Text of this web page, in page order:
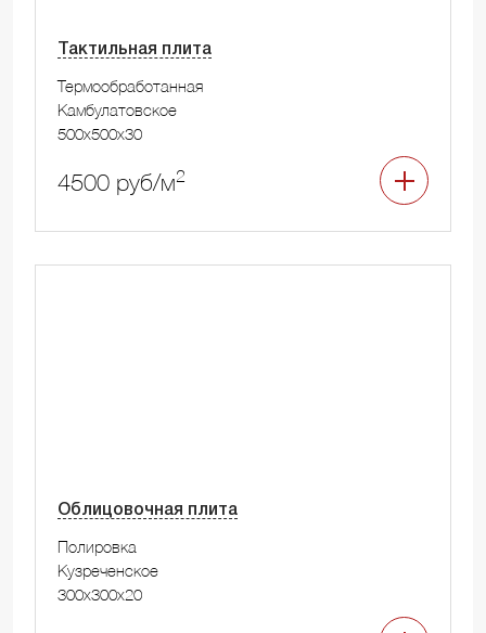
Тактильная плита
Термообработанная
Камбулатовское
500x500x30
4500 руб/м2
Облицовочная плита
Полировка
Кузреченское
300x300x20